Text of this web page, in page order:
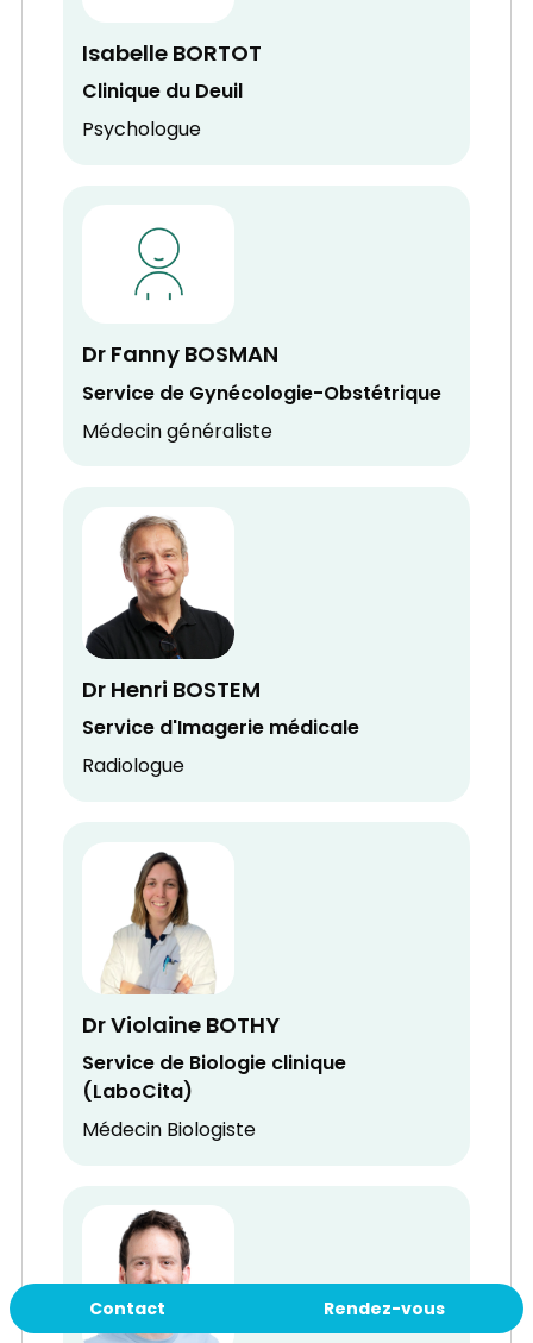
Contact Rendez-vous
Isabelle BORTOT
Clinique du Deuil
Psychologue
Dr Fanny BOSMAN
Service de Gynécologie-Obstétrique
Médecin généraliste
Dr Henri BOSTEM
Service d'Imagerie médicale
Radiologue
Dr Violaine BOTHY
Service de Biologie clinique
(LaboCita)
Médecin Biologiste